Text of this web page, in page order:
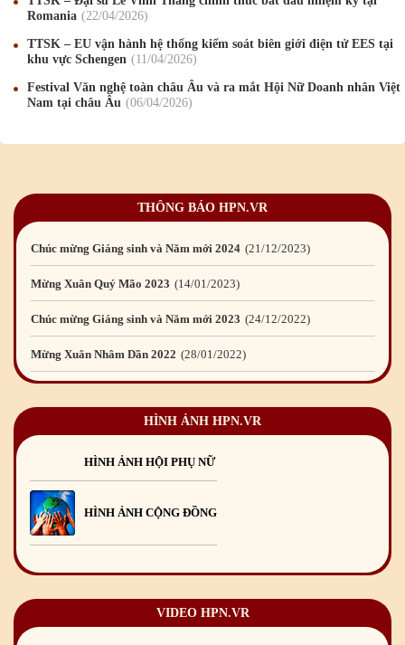
Romania
22/04/2026
TTSK – EU vận hành hệ thống kiểm soát biên giới điện tử EES tại
khu vực Schengen
11 /04/2026
Festival Văn nghệ toàn châu Âu và ra mắt Hội Nữ Doanh nhân Việt
Nam tại châu Âu
06/04/2026
THÔNG BÁO HPN.VR
Mừng Xuân Kỷ Hợi 2019 03 /02 /2019
Mừng Xuân Bính Ngọ 2026 15/02
Chúc mừng Giáng sinh và Năm mới 2026 24/12/2025
Mừng Xuân Giáp Thìn 2024 09/02/2024
Chúc mừng Giáng sinh và Năm mới 2024 21 /12/2023
Mừng Xuân Quý Mão 2023 14/01 /2023
Chúc mừng Giáng sinh và Năm mới 2023 24/12/2022
Mừng Xuân Nhâm Dần 2022 28/01 /2022
Mừng Xuân Tân Sửu 2021 10/02/2021
Chúc mừng Giáng sinh và Năm mới 2021
Mừng Xuân Canh Tý 2020
Chúc mừng Giáng sinh và Năm mới 2020
Chúc mừng Giáng sinh và Năm mới 2019 22/12/2018
HÌNH ẢNH HPN.VR
HÌNH ẢNH HỘI PHỤ NỮ
HÌNH ẢNH CỘNG ĐỒNG
VIDEO HPN.VR